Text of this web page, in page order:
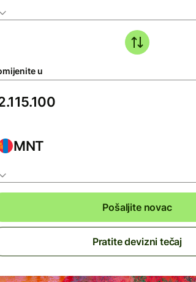
u
MNT
Pošaljite novac
Pratite devizni tečaj